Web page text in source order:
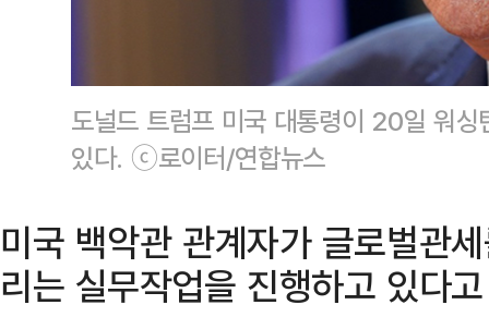
도널드 트럼프 미국 대통령이 20일 워
있다. ⓒ로이터/연합뉴스
미국 백악관 관계자가 글로벌관
리는 실무작업을 진행하고 있다